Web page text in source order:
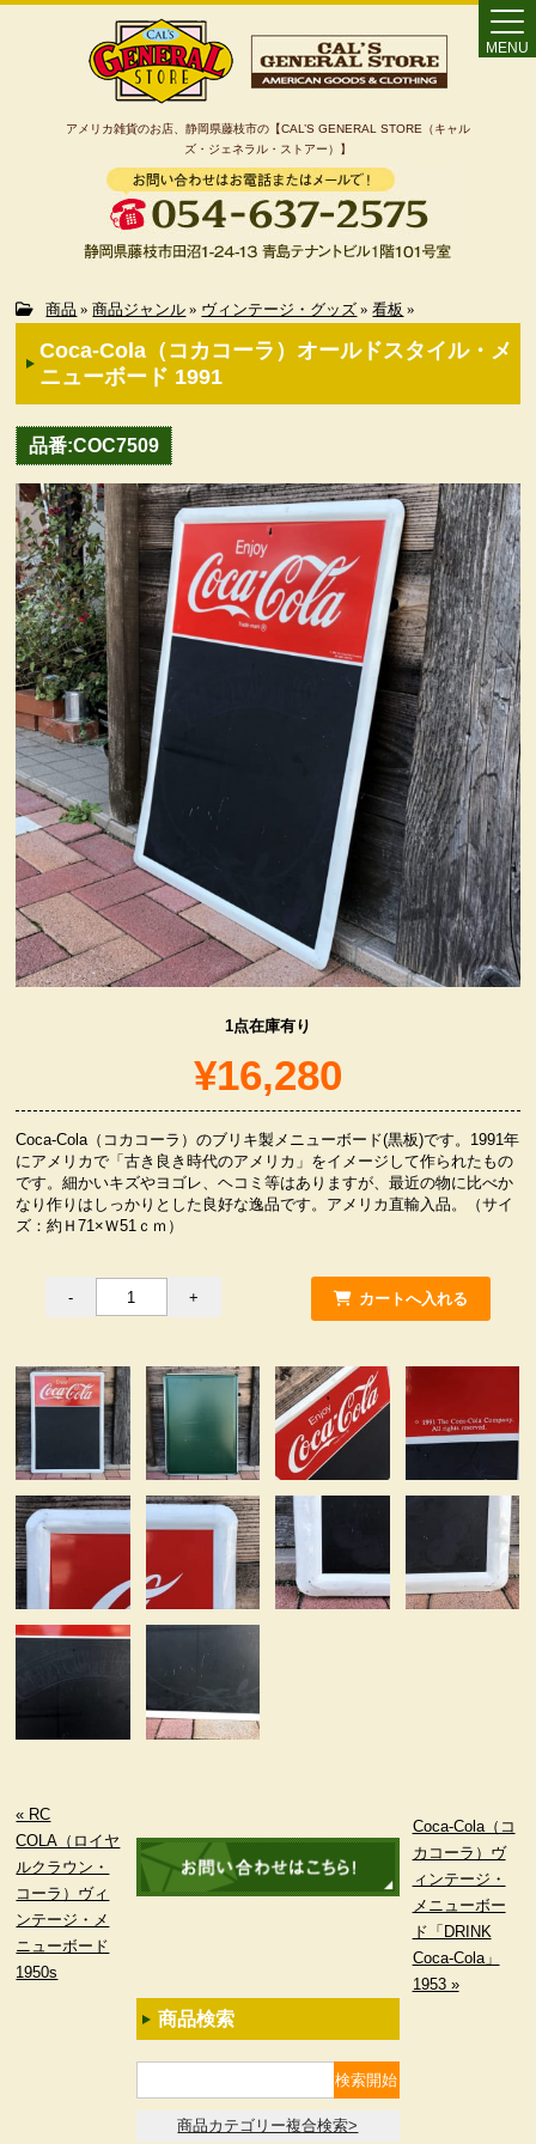
アメリカ雑貨のお店、静岡県藤枝市の【CAL’S GENERAL STORE（キャル
ズ・ジェネラル・ストアー）】
MENU
Home
カート
特定商取引法に基づく表記
カテゴリー検索
ヴィンテージ・グッズ
LIFE誌 企業広告切り抜き
ファイヤーキング他
コカコーラ・グッズ
カンパニー・グッズ
キャラクター・グッズ
喫煙具
服飾小物雑貨
商品 » 商品ジャンル » ヴィンテージ・グッズ » 看板 »
Coca-Cola（コカコーラ）オールドスタイル・メ
ニューボード 1991
品番:COC7509
1点在庫有り
¥16,280
Coca-Cola（コカコーラ）のブリキ製メニューボード(黒板)です。1991年
にアメリカで「古き良き時代のアメリカ」をイメージして作られたもの
です。細かいキズやヨゴレ、ヘコミ等はありますが、最近の物に比べか
なり作りはしっかりとした良好な逸品です。アメリカ直輸入品。（サイ
ズ：約Ｈ71×Ｗ51ｃｍ）
« RC
COLA（ロイヤ
ルクラウン・
コーラ）ヴィ
ンテージ・メ
ニューボード
1950s
Coca-Cola（コ
カコーラ）ヴ
ィンテージ・
メニューボー
ド「DRINK
Coca-Cola」
1953 »
商品検索
商品カテゴリー複合検索>